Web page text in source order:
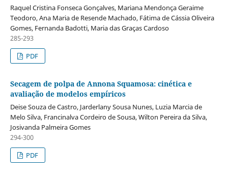
Raquel Cristina Fonseca Gonçalves, Mariana Mendonça Geraime
Teodoro, Ana Maria de Resende Machado, Fátima de Cássia Oliveira
Gomes, Fernanda Badotti, Maria das Graças Cardoso
285-293
PDF
Secagem de polpa de Annona Squamosa: cinética e
avaliação de modelos empíricos
Deise Souza de Castro, Jarderlany Sousa Nunes, Luzia Marcia de
Melo Silva, Francinalva Cordeiro de Sousa, Wilton Pereira da Silva,
Josivanda Palmeira Gomes
294-300
PDF